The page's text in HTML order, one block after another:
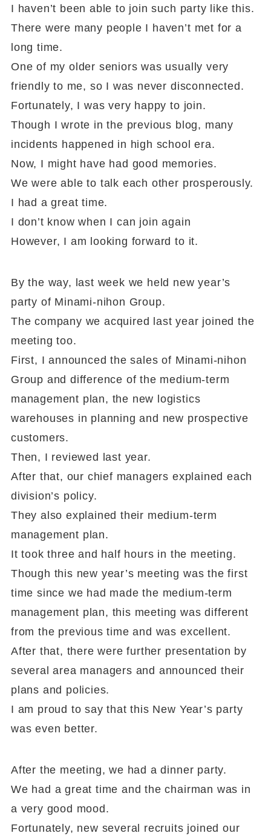
I haven’t been able to join such party like this.
There were many people I haven’t met for a
long time.
One of my older seniors was usually very
friendly to me, so I was never disconnected.
Fortunately, I was very happy to join.
Though I wrote in the previous blog, many
incidents happened in high school era.
Now, I might have had good memories.
We were able to talk each other prosperously.
I had a great time.
I don’t know when I can join again
However, I am looking forward to it.
By the way, last week we held new year’s
party of Minami-nihon Group.
The company we acquired last year joined the
meeting too.
First, I announced the sales of Minami-nihon
Group and difference of the medium-term
management plan, the new logistics
warehouses in planning and new prospective
customers.
Then, I reviewed last year.
After that, our chief managers explained each
division’s policy.
They also explained their medium-term
management plan.
It took three and half hours in the meeting.
Though this new year’s meeting was the first
time since we had made the medium-term
management plan, this meeting was different
from the previous time and was excellent.
After that, there were further presentation by
several area managers and announced their
plans and policies.
I am proud to say that this New Year’s party
was even better.
After the meeting, we had a dinner party.
We had a great time and the chairman was in
a very good mood.
Fortunately, new several recruits joined our